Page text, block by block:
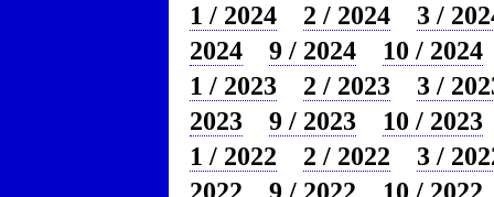
1 / 2024
2 / 2024
3 /
2024
9 / 2024
10 / 2024
1 / 2023
2 / 2023
3 /
2023
9 / 2023
10 / 2023
1 / 2022
2 / 2022
3 /